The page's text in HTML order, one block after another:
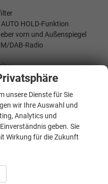
HOLD-Funktion
vorn und Außenspiegel
DAB-Radio
CarPlay und Android Auto
automatische
CarPlay und Android Auto
unsere Dienste für Sie
wir Ihre Auswahl und
Analytics und
geben. Sie
Wirkung für die Zukunft